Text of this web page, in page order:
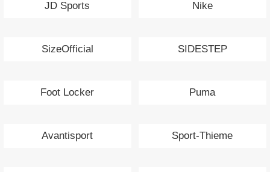
JD Sports Nike
SizeOfficial SIDESTEP
Foot Locker Puma
Avantisport Sport-Thieme